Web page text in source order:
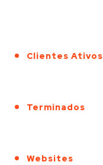
Clientes Ativos
Terminados
Websites